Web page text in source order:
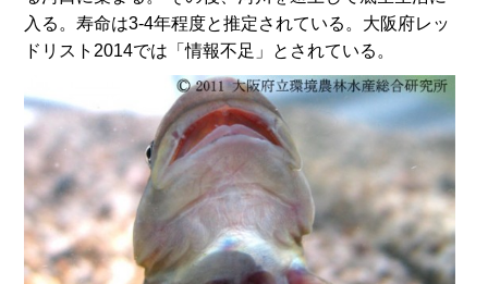
入る。寿命は3-4年程度と推定されている。大阪府レッ
ドリスト2014では「情報不足」とされている。